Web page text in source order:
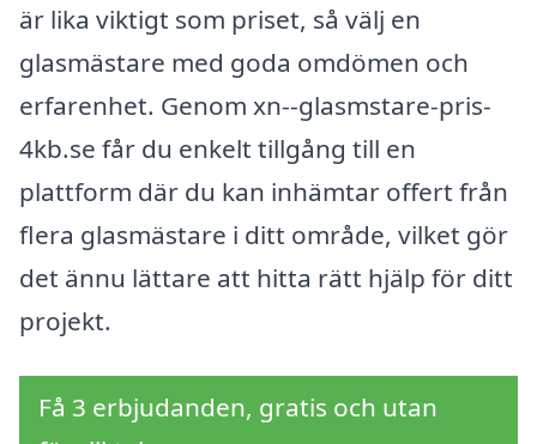
är lika viktigt som priset, så välj en
glasmästare med goda omdömen och
erfarenhet. Genom xn--glasmstare-pris-
4kb.se får du enkelt tillgång till en
plattform där du kan inhämtar offert från
flera glasmästare i ditt område, vilket gör
det ännu lättare att hitta rätt hjälp för ditt
projekt.
Få 3 erbjudanden, gratis och utan